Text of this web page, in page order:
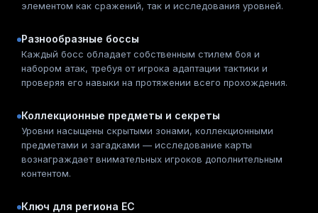
элементом как сражений, так и исследования уровней.
Разнообразные боссы
Каждый босс обладает собственным стилем боя и
набором атак, требуя от игрока адаптации тактики и
проверяя его навыки на протяжении всего прохождения.
Коллекционные предметы и секреты
Уровни насыщены скрытыми зонами, коллекционными
предметами и загадками — исследование карты
вознаграждает внимательных игроков дополнительным
контентом.
Ключ для региона ЕС